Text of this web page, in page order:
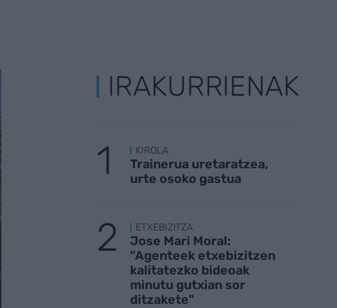
IRAKURRIENAK
KIROLA
Trainerua uretaratzea,
urte osoko gastua
ETXEBIZITZA
Jose Mari Moral:
"Agenteek etxebizitzen
kalitatezko bideoak
minutu gutxian sor
ditzakete"